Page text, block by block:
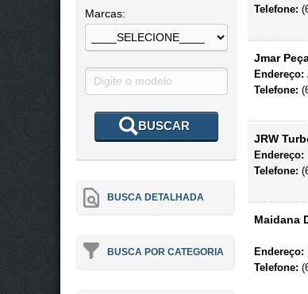
Marcas:
BUSCAR
BUSCA DETALHADA
BUSCA POR CATEGORIA
Telefone:
Jmar
Endereço:
Telefone:
JRW
Endereço:
Telefone:
Maidana
Endereço:
Telefone: